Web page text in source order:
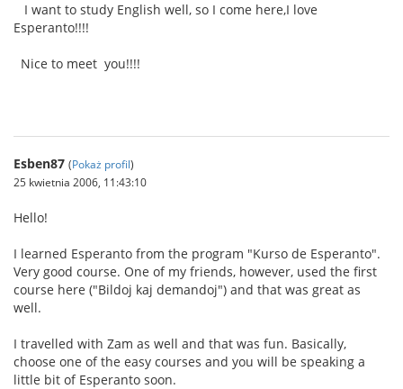
I want to study English well, so I come here,I love
Esperanto!!!!
Nice to meet you!!!!
Esben87 (Pokaż profil)
25 kwietnia 2006, 11:43:10
Hello!
I learned Esperanto from the program "Kurso de Esperanto".
Very good course. One of my friends, however, used the first
course here ("Bildoj kaj demandoj") and that was great as
well.
I travelled with Zam as well and that was fun. Basically,
choose one of the easy courses and you will be speaking a
little bit of Esperanto soon.